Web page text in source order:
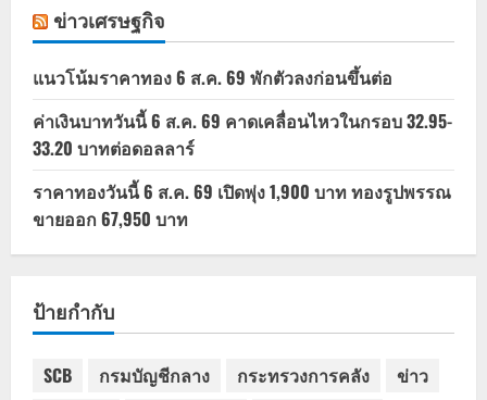
ข่าวเศรษฐกิจ
แนวโน้มราคาทอง 6 ส.ค. 69 พักตัวลงก่อนขึ้นต่อ
ค่าเงินบาทวันนี้ 6 ส.ค. 69 คาดเคลื่อนไหวในกรอบ 32.95-
33.20 บาทต่อดอลลาร์
ราคาทองวันนี้ 6 ส.ค. 69 เปิดพุ่ง 1,900 บาท ทองรูปพรรณ
ขายออก 67,950 บาท
ป้ายกำกับ
SCB กรมบัญชีกลาง กระทรวงการคลัง
ข่าว